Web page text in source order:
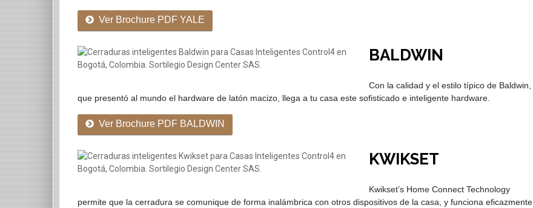
Ver Brochure PDF YALE
BALDWIN
Con la calidad y el estilo típico de Baldwin,
que presentó al mundo el hardware de latón macizo, llega a tu casa este sofisticado e inteligente hardware.
Ver Brochure PDF BALDWIN
KWIKSET
Kwikset’s Home Connect Technology
permite que la cerradura se comunique de forma inalámbrica con otros dispositivos de la casa, y funciona eficazmente